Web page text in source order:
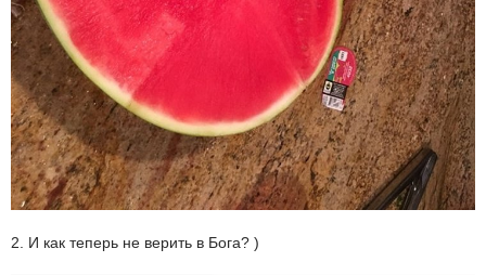
2. И как теперь не верить в Бога? )